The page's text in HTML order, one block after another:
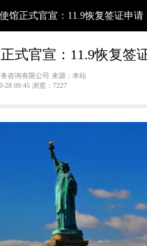
馆正式官宣：11.9恢复签证申请
式官宣：11.9恢复签
咨询有限公司 来源：本站
28 09:45 浏览： 7227